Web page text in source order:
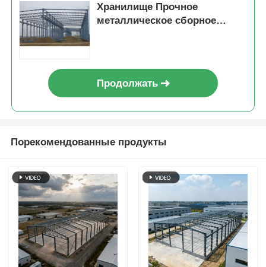
Хранилище Прочное
металлическое сборное
Продолжать
Порекомендованные продукты